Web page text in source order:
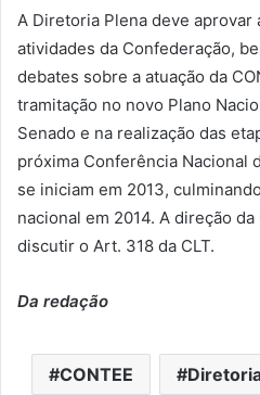
A Diretoria Plena deve aprovar
atividades da Confederação,
debates sobre a atuação da
tramitação no novo Plano
Senado e na realização das
próxima Conferência Nacional
se iniciam em 2013,
nacional em 2014. A direção
discutir o Art. 318 da CLT.
Da redação
CONTEE